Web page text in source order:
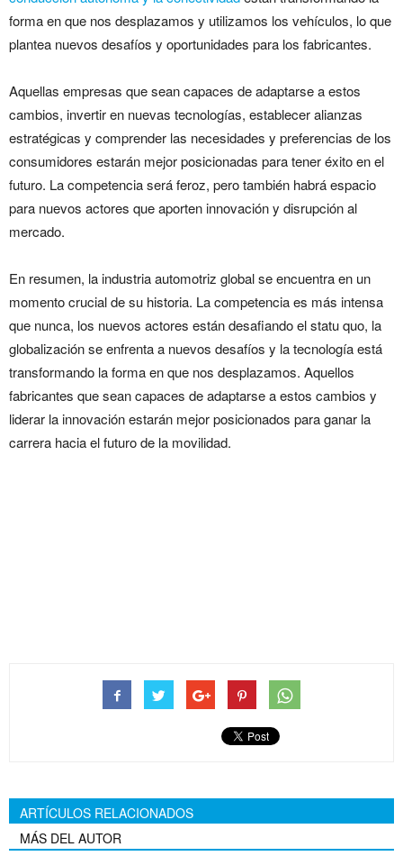
forma en que nos desplazamos y utilizamos los vehículos, lo que
plantea nuevos desafíos y oportunidades para los fabricantes.
Aquellas empresas que sean capaces de adaptarse a estos
cambios, invertir en nuevas tecnologías, establecer alianzas
estratégicas y comprender las necesidades y preferencias de los
consumidores estarán mejor posicionadas para tener éxito en el
futuro. La competencia será feroz, pero también habrá espacio
para nuevos actores que aporten innovación y disrupción al
mercado.
En resumen, la industria automotriz global se encuentra en un
momento crucial de su historia. La competencia es más intensa
que nunca, los nuevos actores están desafiando el statu quo, la
globalización se enfrenta a nuevos desafíos y la tecnología está
transformando la forma en que nos desplazamos. Aquellos
fabricantes que sean capaces de adaptarse a estos cambios y
liderar la innovación estarán mejor posicionados para ganar la
carrera hacia el futuro de la movilidad.
ARTÍCULOS RELACIONADOS
MÁS DEL AUTOR